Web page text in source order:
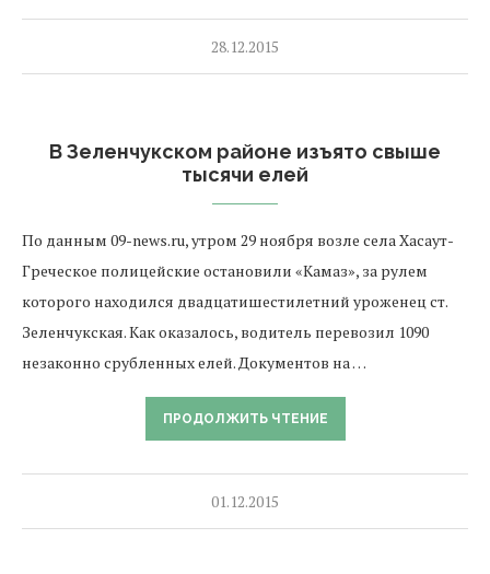
28.12.2015
В Зеленчукском районе изъято свыше
тысячи елей
По данным 09-news.ru, утром 29 ноября возле села Хасаут-
Греческое полицейские остановили «Камаз», за рулем
которого находился двадцатишестилетний уроженец ст.
Зеленчукская. Как оказалось, водитель перевозил 1090
незаконно срубленных елей. Документов на …
ПРОДОЛЖИТЬ ЧТЕНИЕ
01.12.2015